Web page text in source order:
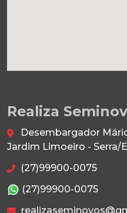
Realiza
Desembargador
Jardim Limoeiro - Serra/
(27)99900-0075
(27)99900-0075